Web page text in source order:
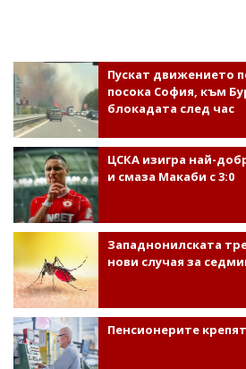
Пускат движението
посока София, към
блокадата след час
ЦСКА изигра най-
и смаза Макаби с 3:0
Западнонилската
нови случая за
Пенсионерите